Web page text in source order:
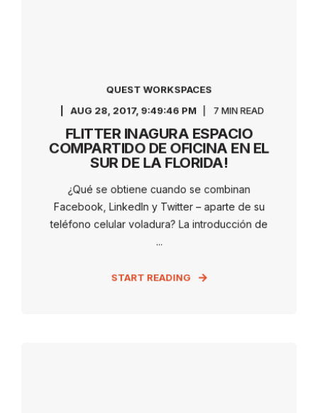
QUEST WORKSPACES
AUG 28, 2017, 9:49:46 PM
7 MIN READ
FLITTER INAGURA ESPACIO
COMPARTIDO DE OFICINA EN EL
SUR DE LA FLORIDA!
¿Qué se obtiene cuando se combinan
Facebook, LinkedIn y Twitter – aparte de su
teléfono celular voladura? La introducción de
...
START READING